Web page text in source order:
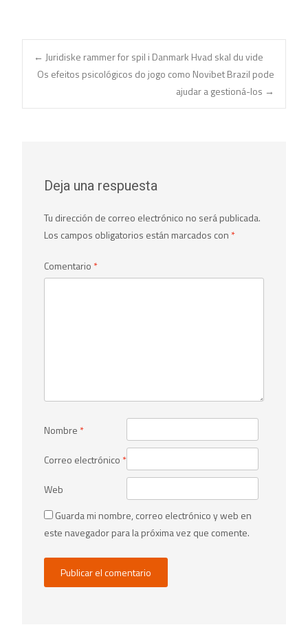
Navegación
de
← Juridiske rammer for spil i Danmark Hvad skal du vide
Os efeitos psicológicos do jogo como Novibet Brazil pode
ajudar a gestioná-los →
Deja una respuesta
Tu dirección de correo electrónico no será publicada.
Los campos obligatorios están marcados con *
Comentario *
Nombre *
Correo electrónico *
Web
Guarda mi nombre, correo electrónico y web en
este navegador para la próxima vez que comente.